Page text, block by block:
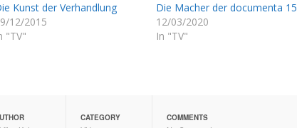
Kunst der Verhandlung
12/2015
"TV"
Die Macher der documenta 15
12/03/2020
In "TV"
CATEGORY COMMENTS